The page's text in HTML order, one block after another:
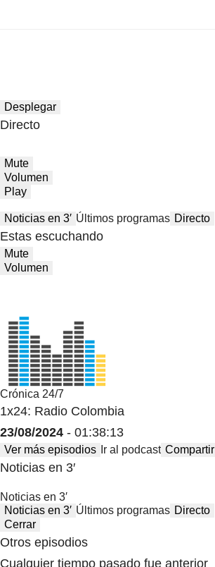
Desplegar
Directo
Mute
Volumen
Play
Noticias en 3′ Últimos programas Directo
Estas escuchando
Mute
Volumen
Crónica 24/7
1x24: Radio Colombia
23/08/2024 - 01:38:13
Ver más episodios Ir al podcast Compartir
Noticias en 3′
Noticias en 3′
Noticias en 3′ Últimos programas Directo
Cerrar
Otros episodios
Cualquier tiempo pasado fue anterior